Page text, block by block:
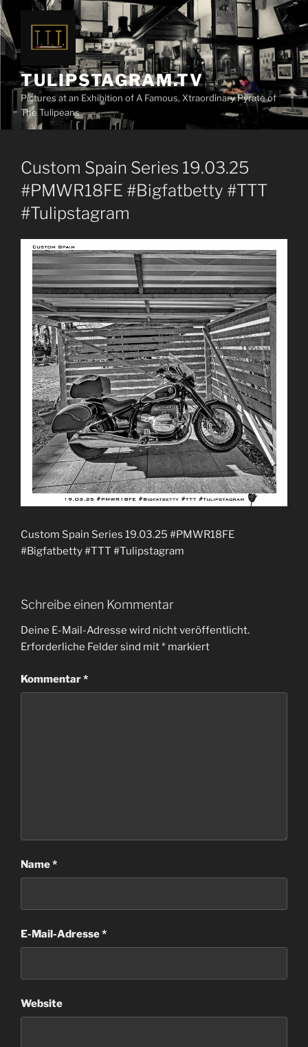
Zum
Inhalt
springen
TULIPSTAGRAM.TV
Pictures at an Exhibition of A Famous, Xtraordinary Pyrate of
The Tulipeans
Custom Spain Series 19.03.25
#PMWR18FE #Bigfatbetty #TTT
#Tulipstagram
Custom Spain Series 19.03.25 #PMWR18FE
#Bigfatbetty #TTT #Tulipstagram
Schreibe einen Kommentar
Deine E-Mail-Adresse wird nicht veröffentlicht.
Erforderliche Felder sind mit* markiert
Kommentar*
Name*
E-Mail-Adresse*
Website